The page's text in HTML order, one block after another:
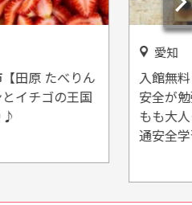
田原 たべりん
イチゴの王国
♪
愛知
入館無
安全が
もも大
通安全